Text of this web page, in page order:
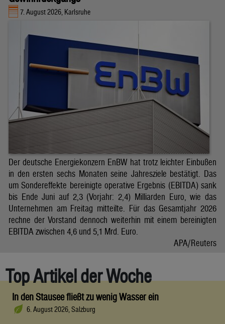
7. August 2026, Karlsruhe
Der deutsche Energiekonzern EnBW hat trotz leichter Einbußen
in den ersten sechs Monaten seine Jahresziele bestätigt. Das
um Sondereffekte bereinigte operative Ergebnis (EBITDA) sank
bis Ende Juni auf 2,3 (Vorjahr: 2,4) Milliarden Euro, wie das
Unternehmen am Freitag mitteilte. Für das Gesamtjahr 2026
rechne der Vorstand dennoch weiterhin mit einem bereinigten
EBITDA zwischen 4,6 und 5,1 Mrd. Euro.
APA/Reuters
Top Artikel der Woche
In den Stausee fließt zu wenig Wasser ein
6. August 2026, Salzburg